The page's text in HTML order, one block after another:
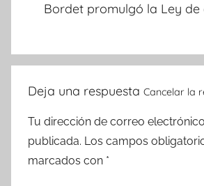
Bordet promulgó la Ley de
Deja una respuesta Cancelar la
Tu dirección de correo
publicada. Los campos
marcados con *